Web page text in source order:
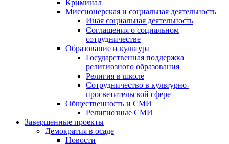
Криминал
Миссионерская и социальная деятельность
Иная социальная деятельность
Соглашения о социальном
сотрудничестве
Образование и культура
Государственная поддержка
религиозного образования
Религия в школе
Сотрудничество в культурно-
просветительской сфере
Общественность и СМИ
Религиозные СМИ
Завершенные проекты
Демократия в осаде
Новости